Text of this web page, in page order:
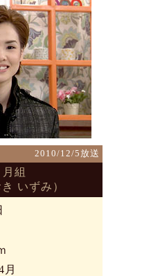
2010/12/5放送
組
いずみ）
月